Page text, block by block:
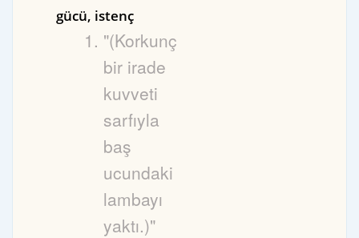
gücü, istenç
"(Korkunç
bir irade
kuvveti
sarfıyla
baş
ucundaki
lambayı
yaktı.)"